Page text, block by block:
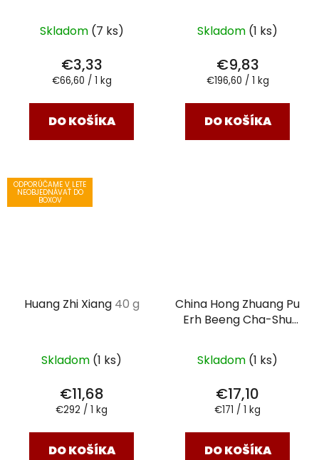
Skladom (7 ks)
€3,33
Jednotková
€66,60 / 1 kg
DO KOŠÍKA
Skladom (1 ks)
€9,83
Jednotková
€196,60 / 1 kg
DO KOŠÍKA
ODPORÚČAME V LETE
NEOBJEDNÁVAŤ DO
BOXOV
Huang Zhi Xiang 40 g
Skladom (1 ks)
€11,68
Jednotková
€292 / 1 kg
DO KOŠÍKA
China Hong Zhuang Pu
Erh Beeng Cha-Shu
Skladom (1 ks)
€17,10
Jednotková
€171 / 1 kg
DO KOŠÍKA